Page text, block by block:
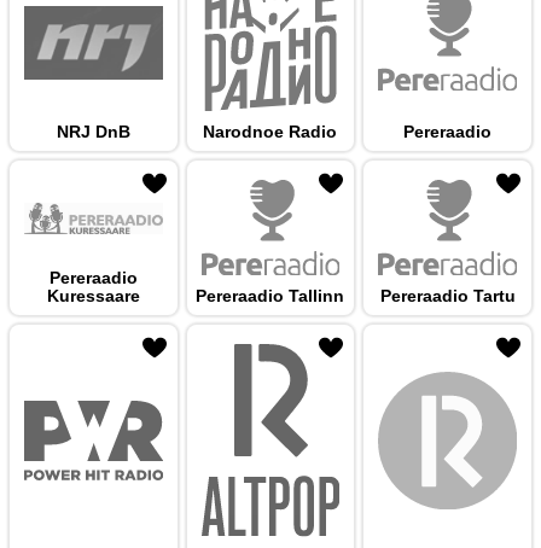
NRJ DnB Narodnoe Radio Pereraadio
Pereraadio
Kuressaare
Pereraadio Tallinn Pereraadio Tartu